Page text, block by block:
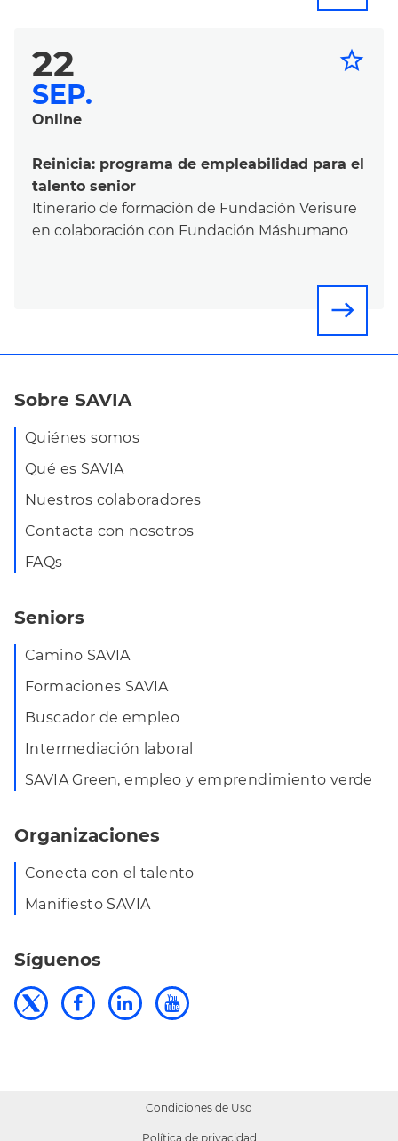
22
SEP.
Online
star_border
Reinicia: programa de empleabilidad para el
talento senior
Itinerario de formación de Fundación Verisure
en colaboración con Fundación Máshumano
east
Sobre SAVIA
Quiénes somos
Qué es SAVIA
Nuestros colaboradores
Contacta con nosotros
FAQs
Seniors
Camino SAVIA
Formaciones SAVIA
Buscador de empleo
Intermediación laboral
SAVIA Green, empleo y emprendimiento verde
Organizaciones
Conecta con el talento
Manifiesto SAVIA
Síguenos
Condiciones de Uso
Política de privacidad